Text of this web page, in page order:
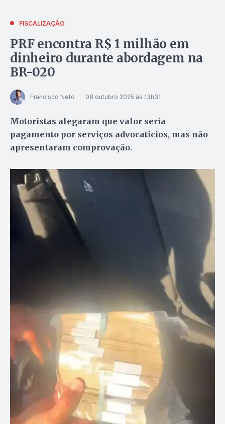
FISCALIZAÇÃO
PRF encontra R$ 1 milhão em
dinheiro durante abordagem na
BR-020
Francisco Neto 08 outubro 2025 às 13h31
Motoristas alegaram que valor seria
pagamento por serviços advocatícios, mas não
apresentaram comprovação.